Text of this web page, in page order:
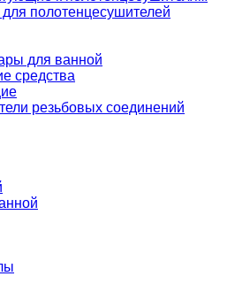
для полотенцесушителей
для ванной
средства
резьбовых соединений